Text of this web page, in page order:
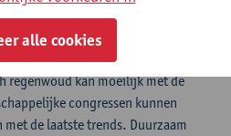
info opgelijst over de
om een lange reis te maken: een
regenwoud kan moeilijk met de
congressen kunnen
de laatste trends. Duurzaam
alle cookies